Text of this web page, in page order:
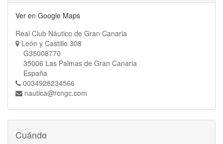
Ver en Google Maps
Real Club Náutico de Gran Canaria
León y Castillo 308
G35008770
35006 Las Palmas de Gran Canaria
España
0034928234566
nautica@rcngc.com
Cuándo